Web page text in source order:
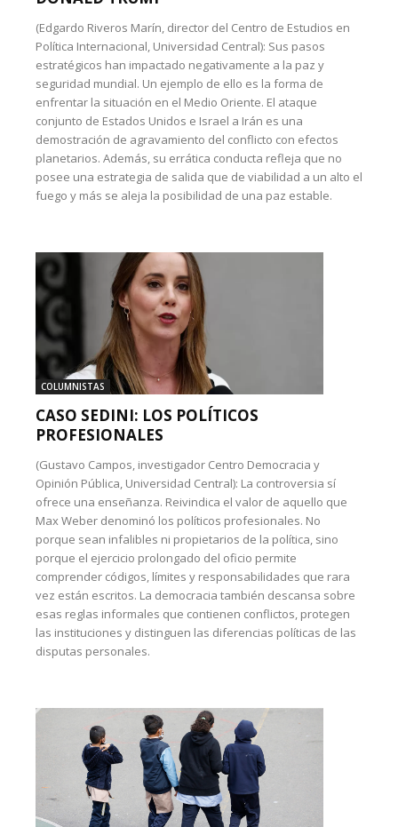
(Edgardo Riveros Marín, director del Centro de Estudios en
Política Internacional, Universidad Central): Sus pasos
estratégicos han impactado negativamente a la paz y
seguridad mundial. Un ejemplo de ello es la forma de
enfrentar la situación en el Medio Oriente. El ataque
conjunto de Estados Unidos e Israel a Irán es una
demostración de agravamiento del conflicto con efectos
planetarios. Además, su errática conducta refleja que no
posee una estrategia de salida que de viabilidad a un alto el
fuego y más se aleja la posibilidad de una paz estable.
COLUMNISTAS
CASO SEDINI: LOS POLÍTICOS
PROFESIONALES
(Gustavo Campos, investigador Centro Democracia y
Opinión Pública, Universidad Central): La controversia sí
ofrece una enseñanza. Reivindica el valor de aquello que
Max Weber denominó los políticos profesionales. No
porque sean infalibles ni propietarios de la política, sino
porque el ejercicio prolongado del oficio permite
comprender códigos, límites y responsabilidades que rara
vez están escritos. La democracia también descansa sobre
esas reglas informales que contienen conflictos, protegen
las instituciones y distinguen las diferencias políticas de las
disputas personales.